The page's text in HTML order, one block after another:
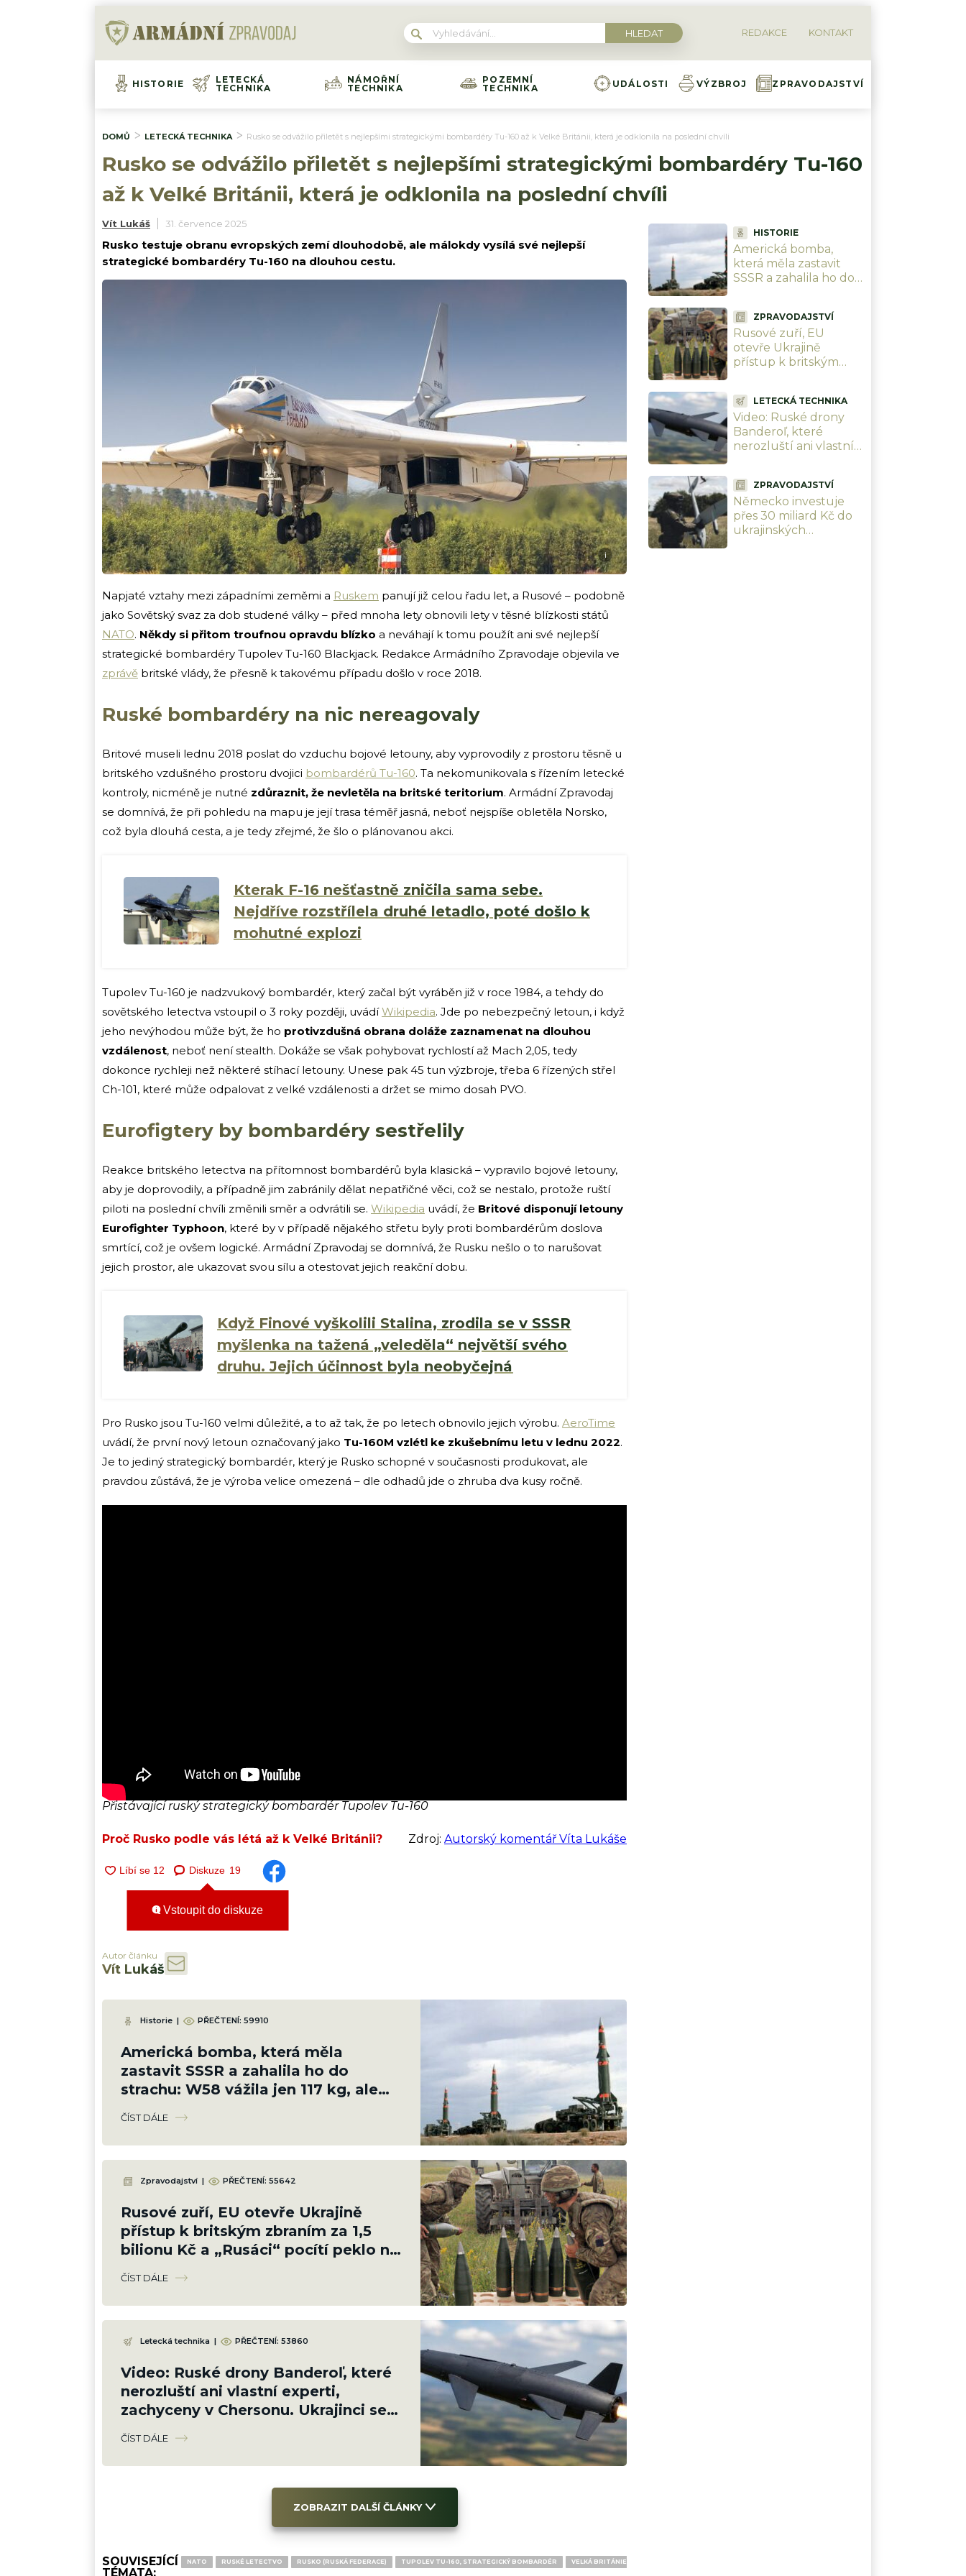
REDAKCE KONTAKT
HISTORIE
LETECKÁ
TECHNIKA
NÁMOŘNÍ
TECHNIKA
POZEMNÍ
TECHNIKA
UDÁLOSTI VÝZBROJ ZPRAVODAJSTVÍ
DOMŮ LETECKÁ TECHNIKA Rusko se odvážilo přiletět s nejlepšími strategickými bombardéry Tu-160 až k Velké Británii, která je odklonila na poslední chvíli
Rusko se odvážilo přiletět s nejlepšími strategickými bombardéry Tu-160
až k Velké Británii, která je odklonila na poslední chvíli
Vít Lukáš 31. července 2025
Rusko testuje obranu evropských zemí dlouhodobě, ale málokdy vysílá své nejlepší
strategické bombardéry Tu-160 na dlouhou cestu.
i
Napjaté vztahy mezi západními zeměmi a Ruskem panují již celou řadu let, a Rusové – podobně
jako Sovětský svaz za dob studené války – před mnoha lety obnovili lety v těsné blízkosti států
NATO. Někdy si přitom troufnou opravdu blízko a neváhají k tomu použít ani své nejlepší
strategické bombardéry Tupolev Tu-160 Blackjack. Redakce Armádního Zpravodaje objevila ve
zprávě britské vlády, že přesně k takovému případu došlo v roce 2018.
Ruské bombardéry na nic nereagovaly
Britové museli lednu 2018 poslat do vzduchu bojové letouny, aby vyprovodily z prostoru těsně u
britského vzdušného prostoru dvojici bombardérů Tu-160. Ta nekomunikovala s řízením letecké
kontroly, nicméně je nutné zdůraznit, že nevletěla na britské teritorium. Armádní Zpravodaj
se domnívá, že při pohledu na mapu je její trasa téměř jasná, neboť nejspíše obletěla Norsko,
což byla dlouhá cesta, a je tedy zřejmé, že šlo o plánovanou akci.
Kterak F-16 nešťastně zničila sama sebe.
Nejdříve rozstřílela druhé letadlo, poté došlo k
mohutné explozi
Tupolev Tu-160 je nadzvukový bombardér, který začal být vyráběn již v roce 1984, a tehdy do
sovětského letectva vstoupil o 3 roky později, uvádíWikipedia. Jde po nebezpečný letoun, i když
jeho nevýhodou může být, že ho protivzdušná obrana doláže zaznamenat na dlouhou
vzdálenost, neboť není stealth. Dokáže se však pohybovat rychlostí až Mach 2,05, tedy
dokonce rychleji než některé stíhací letouny. Unese pak 45 tun výzbroje, třeba 6 řízených střel
Ch-101, které může odpalovat z velké vzdálenosti a držet se mimo dosah PVO.
Eurofigtery by bombardéry sestřelily
Reakce britského letectva na přítomnost bombardérů byla klasická – vypravilo bojové letouny,
aby je doprovodily, a případně jim zabránily dělat nepatřičné věci, což se nestalo, protože ruští
piloti na poslední chvíli změnili směr a odvrátili se. Wikipedia uvádí, že Britové disponují letouny
Eurofighter Typhoon, které by v případě nějakého střetu byly proti bombardérům doslova
smrtící, což je ovšem logické. Armádní Zpravodaj se domnívá, že Rusku nešlo o to narušovat
jejich prostor, ale ukazovat svou sílu a otestovat jejich reakční dobu.
Když Finové vyškolili Stalina, zrodila se v SSSR
myšlenka na tažená „veleděla“ největší svého
druhu. Jejich účinnost byla neobyčejná
Pro Rusko jsou Tu-160 velmi důležité, a to až tak, že po letech obnovilo jejich výrobu. AeroTime
uvádí, že první nový letoun označovaný jako Tu-160M vzlétl ke zkušebnímu letu v lednu 2022.
Je to jediný strategický bombardér, který je Rusko schopné v současnosti produkovat, ale
pravdou zůstává, že je výroba velice omezená – dle odhadů jde o zhruba dva kusy ročně.
Přistávající ruský strategický bombardér Tupolev Tu-160
Proč Rusko podle vás létá až k Velké Británii? Zdroj: Autorský komentář Víta Lukáše
Diskuze 19
Vstoupit do diskuze
Autor článku
Vít Lukáš
Historie | PŘEČTENÍ: 59910
Americká bomba, která měla
zastavit SSSR a zahalila ho do
strachu: W58 vážila jen 117 kg, ale
ČÍST DÁLE
Zpravodajství | PŘEČTENÍ: 55642
Rusové zuří, EU otevře Ukrajině
přístup k britským zbraním za 1,5
bilionu Kč a „Rusáci“ pocítí peklo na
ČÍST DÁLE
Letecká technika | PŘEČTENÍ: 53860
Video: Ruské drony Banderoľ, které
nerozluští ani vlastní experti,
zachyceny v Chersonu. Ukrajinci se
ČÍST DÁLE
ZOBRAZIT DALŠÍ ČLÁNKY
SOUVISEJÍCÍ
TÉMATA:
NATO RUSKÉ LETECTVO RUSKO (RUSKÁ FEDERACE) TUPOLEV TU-160, STRATEGICKÝ BOMBARDÉR VELKÁ BRITÁNIE
HISTORIE
Americká bomba,
která měla zastavit
SSSR a zahalila ho do
200 kilotun
ZPRAVODAJSTVÍ
Rusové zuří, EU
otevře Ukrajině
přístup k britským
peklo na zemi
LETECKÁ TECHNIKA
Video: Ruské drony
Banderoľ, které
nerozluští ani vlastní
proti ni neumí bránit
ZPRAVODAJSTVÍ
Německo investuje
přes 30 miliard Kč do
ukrajinských